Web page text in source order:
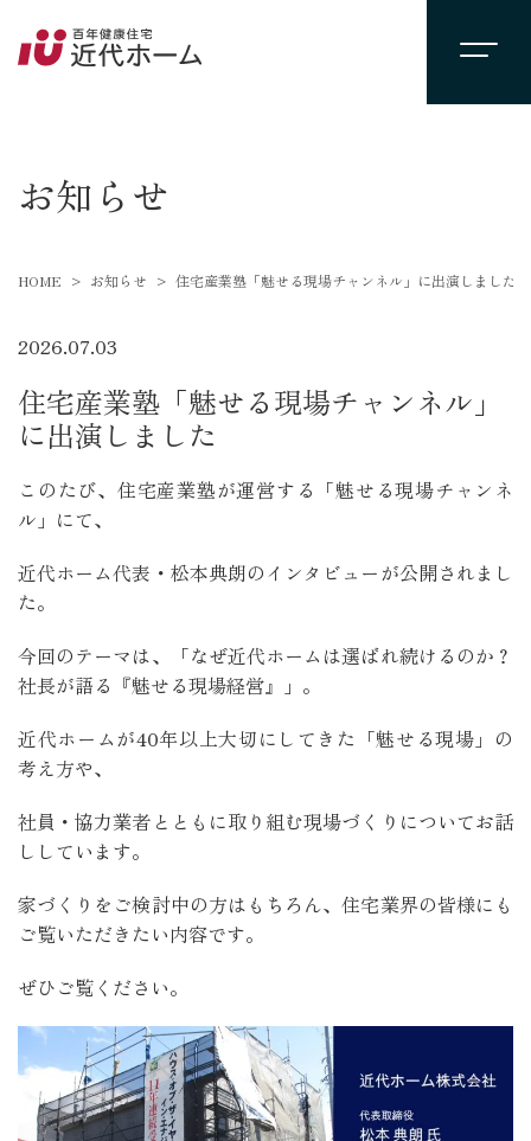
お知らせ
HOME お知らせ 住宅産業塾「魅せる現場チャンネル」に出演しました
2026.07.03
住宅産業塾「魅せる現場チャンネル」
に出演しました
このたび、住宅産業塾が運営する「魅せる現場チャンネ
ル」にて、
近代ホーム代表・松本典朗のインタビューが公開されまし
た。
今回のテーマは、「なぜ近代ホームは選ばれ続けるのか？
社長が語る『魅せる現場経営』」。
近代ホームが40年以上大切にしてきた「魅せる現場」の
考え方や、
社員・協力業者とともに取り組む現場づくりについてお話
ししています。
家づくりをご検討中の方はもちろん、住宅業界の皆様にも
ご覧いただきたい内容です。
ぜひご覧ください。